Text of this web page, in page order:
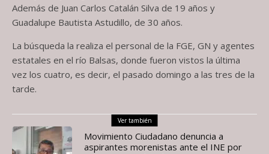
Además de Juan Carlos Catalán Silva de 19 años y
Guadalupe Bautista Astudillo, de 30 años.
La búsqueda la realiza el personal de la FGE, GN y agentes
estatales en el río Balsas, donde fueron vistos la última
vez los cuatro, es decir, el pasado domingo a las tres de la
tarde.
Ver también
Movimiento Ciudadano denuncia a
aspirantes morenistas ante el INE por